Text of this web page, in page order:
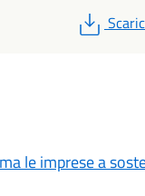
PDF
le imprese a